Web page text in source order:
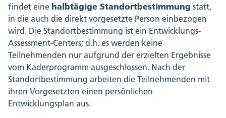
findet eine halbtägige Standortbestimmung statt,
in die auch die direkt vorgesetzte Person einbezogen
wird. Die Standortbestimmung ist ein Entwicklungs-
Assessment-Centers; d.h. es werden keine
Teilnehmenden nur aufgrund der erzielten Ergebnisse
vom Kaderprogramm ausgeschlossen. Nach der
Standortbestimmung arbeiten die Teilnehmenden mit
ihren Vorgesetzten einen persönlichen
Entwicklungsplan aus.